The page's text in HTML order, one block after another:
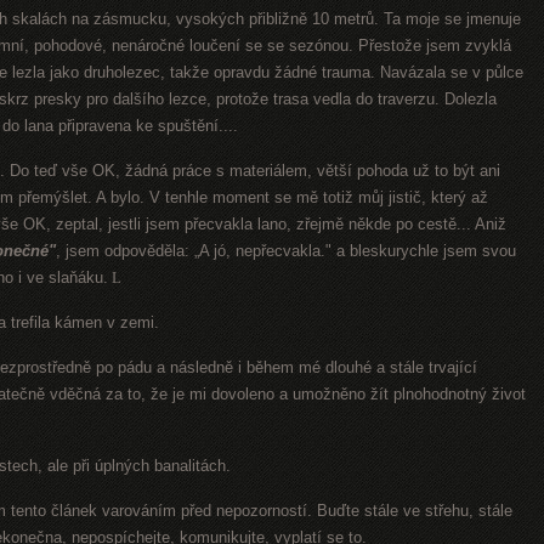
skalách na zásmucku, vysokých přibližně 10 metrů. Ta moje se jmenuje
pohodové, nenáročné loučení se se sezónou. Přestože jsem zvyklá
lezla jako druholezec, takže opravdu žádné trauma. Navázala se v půlce
presky pro dalšího lezce, protože trasa vedla do traverzu. Dolezla
lana připravena ke spuštění....
teď vše OK, žádná práce s materiálem, větší pohoda už to být ani
přemýšlet. A bylo. V tenhle moment se mě totiž můj jistič, který až
OK, zeptal, jestli jsem přecvakla lano, zřejmě někde po cestě... Aniž
, jsem odpověděla: „A jó, nepřecvakla." a bleskurychle jsem svou
i ve slaňáku. L
trefila kámen v zemi.
po pádu a následně i během mé dlouhé a stále trvající
vděčná za to, že je mi dovoleno a umožněno žít plnohodnotný život
ale při úplných banalitách.
tento článek varováním před nepozorností. Buďte stále ve střehu, stále
nepospíchejte, komunikujte, vyplatí se to.